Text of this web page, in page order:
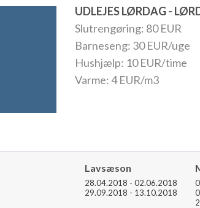
UDLEJES LØRDAG -
Slutrengøring: 80 EUR
Barneseng: 30 EUR/uge
Hushjælp: 10 EUR/time
Varme: 4 EUR/m3
Lavsæson
28.04.2018 - 02.06.2018
29.09.2018 - 13.10.2018